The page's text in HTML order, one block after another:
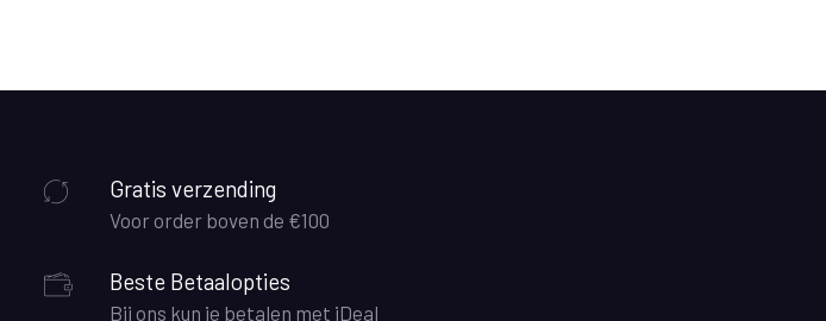
Gratis verzending
Voor order boven de €100
Beste Betaalopties
Bij ons kun je betalen met iDeal